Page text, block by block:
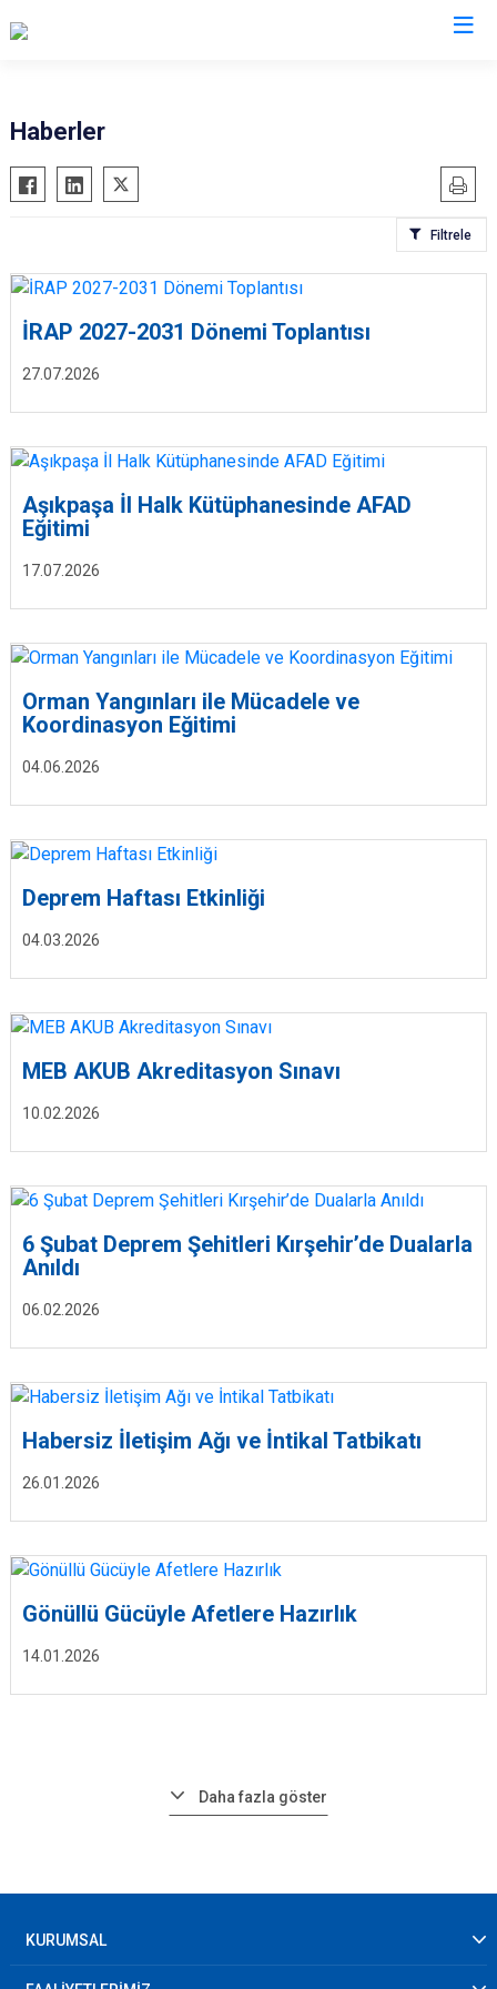
Haberler
Filtrele
27.07.2026
İRAP 2027-2031 Dönemi Toplantısı
17.07.2026
Aşıkpaşa İl Halk Kütüphanesinde AFAD
Eğitimi
04.06.2026
Orman Yangınları ile Mücadele ve
Koordinasyon Eğitimi
04.03.2026
Deprem Haftası Etkinliği
10.02.2026
MEB AKUB Akreditasyon Sınavı
06.02.2026
6 Şubat Deprem Şehitleri Kırşehir’de Dualarla
Anıldı
26.01.2026
Habersiz İletişim Ağı ve İntikal Tatbikatı
14.01.2026
Gönüllü Gücüyle Afetlere Hazırlık
Daha fazla göster
KURUMSAL